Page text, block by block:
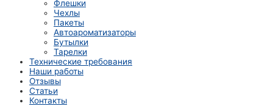
Флешки
Чехлы
Пакеты
Автоароматизаторы
Бутылки
Тарелки
Технические требования
Наши работы
Отзывы
Статьи
Контакты